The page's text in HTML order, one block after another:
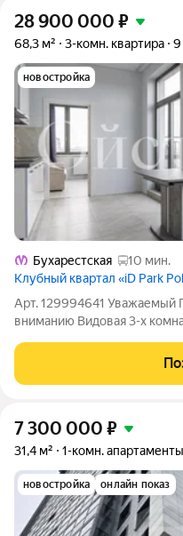
28 900 000 ₽
68,3 м² 3-комн. квартира 9
новостройка
Бухарестская
10 мин.
Клубный квартал «iD Park
Арт. 129994641 Уважаемый
вниманию Видовая 3-х
многочисленными
культурными площадками и
7 300 000 ₽
31,4 м² 1-комн. апартаменты
новостройка онлайн показ